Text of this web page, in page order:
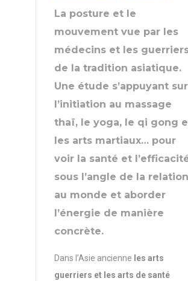
La posture et le
mouvement vue par les
médecins et les
de la tradition asiatique.
Une étude s’appuyant sur
l’initiation au massage
thaï, le yoga, le qi gong
les arts martiaux… pour
voir la santé et
sous l’angle de la relation
au monde et aborder
l’énergie de manière
concrète.
Dans l’Asie ancienne les arts
guerriers et les arts de santé